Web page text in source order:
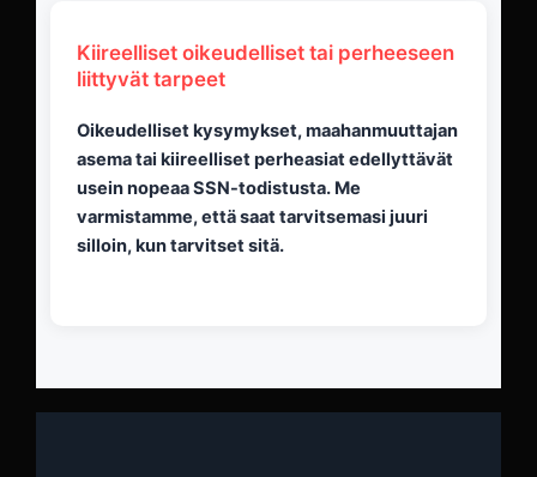
Kiireelliset oikeudelliset tai perheeseen
liittyvät tarpeet
Oikeudelliset kysymykset, maahanmuuttajan
asema tai kiireelliset perheasiat edellyttävät
usein nopeaa SSN-todistusta. Me
varmistamme, että saat tarvitsemasi juuri
silloin, kun tarvitset sitä.